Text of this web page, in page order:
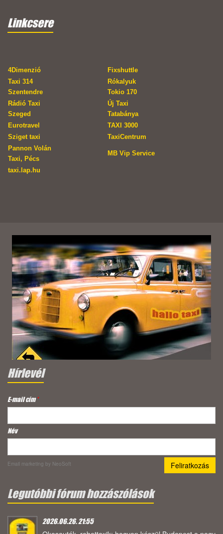
Linkcsere
4Dimenzió
Fixshuttle
Taxi 314
Szentendre
Rókalyuk
Tokio 170
Rádió Taxi
Szeged
Új Taxi
Tatabánya
Eurotravel
TAXI 3000
Sziget taxi
TaxiCentrum
Pannon Volán
Taxi, Pécs
MB Vip Service
taxi.lap.hu
Hírlevél
E-mail cím*
Név
Email marketing by NeoSoft
Legutóbbi fórum hozzászólások
2026.06.26. 21:55